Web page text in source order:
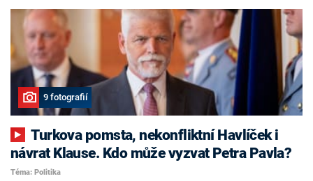
9 fotografií
Turkova pomsta, nekonfliktní Havlíček i
návrat Klause. Kdo může vyzvat Petra Pavla?
Téma: Politika